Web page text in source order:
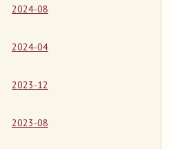
2024-08
2024-04
2023-12
2023-08